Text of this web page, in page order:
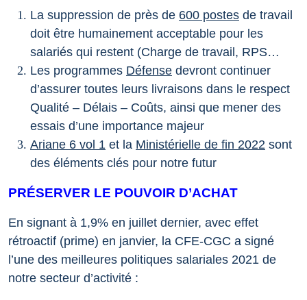
La suppression de près de 600 postes de travail
doit être humainement acceptable pour les
salariés qui restent (Charge de travail, RPS…
Les programmes Défense devront continuer
d’assurer toutes leurs livraisons dans le respect
Qualité – Délais – Coûts, ainsi que mener des
essais d’une importance majeur
Ariane 6 vol 1 et la Ministérielle de fin 2022 sont
des éléments clés pour notre futur
PRÉSERVER LE POUVOIR D’ACHAT
En signant à 1,9% en juillet dernier, avec effet
rétroactif (prime) en janvier, la CFE-CGC a signé
l’une des meilleures politiques salariales 2021 de
notre secteur d’activité :